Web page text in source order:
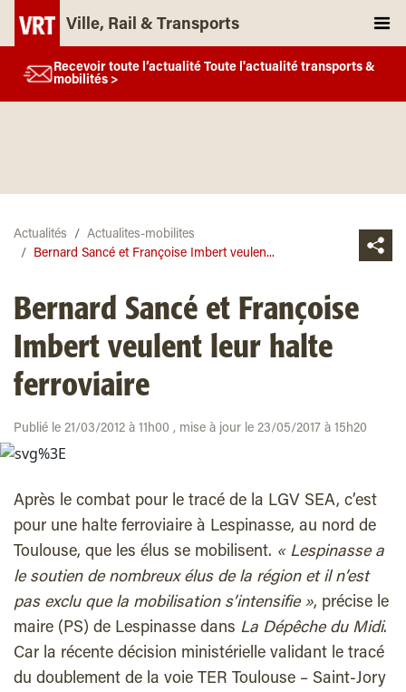
Ville, Rail & Transports
Recevoir toute l’actualité Toute l'actualité transports &
mobilités >
Actualités
Actualites-mobilites
Bernard Sancé et Françoise Imbert veulen...
Bernard Sancé et Françoise
Imbert veulent leur halte
ferroviaire
Publié le 21/03/2012 à 11h00 , mise à jour le 23/05/2017 à 15h20
Après le combat pour le tracé de la LGV SEA, c’est
pour une halte ferroviaire à Lespinasse, au nord de
Toulouse, que les élus se mobilisent. « Lespinasse a
le soutien de nombreux élus de la région et il n’est
pas exclu que la mobilisation s’intensifie », précise le
maire (PS) de Lespinasse dans La Dépêche du Midi.
Car la récente décision ministérielle validant le tracé
du doublement de la voie TER Toulouse – Saint-Jory